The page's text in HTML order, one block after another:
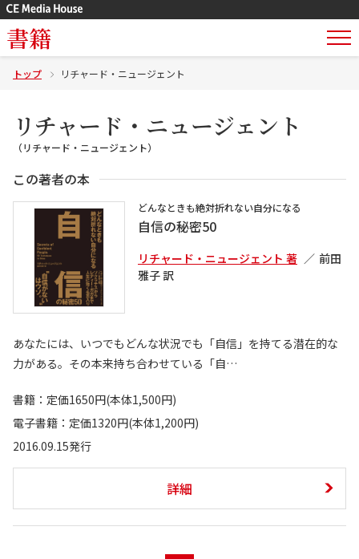
書籍
トップ リチャード・ニュージェント
リチャード・ニュージェント
（リチャード・ニュージェント）
この著者の本
どんなときも絶対折れない自分になる
自信の秘密50
リチャード・ニュージェント 著
前田
雅子 訳
あなたには、いつでもどんな状況でも「自信」を持てる潜在的な
力がある。その本来持ち合わせている「自…
書籍：定価1650円(本体1,500円)
電子書籍：定価1320円(本体1,200円)
2016.09.15発行
詳細